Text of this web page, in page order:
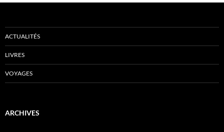
ACTUALITÉS
LIVRES
VOYAGES
ARCHIVES